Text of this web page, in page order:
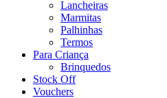
Lancheiras
Marmitas
Palhinhas
Termos
Para Criança
Brinquedos
Stock Off
Vouchers